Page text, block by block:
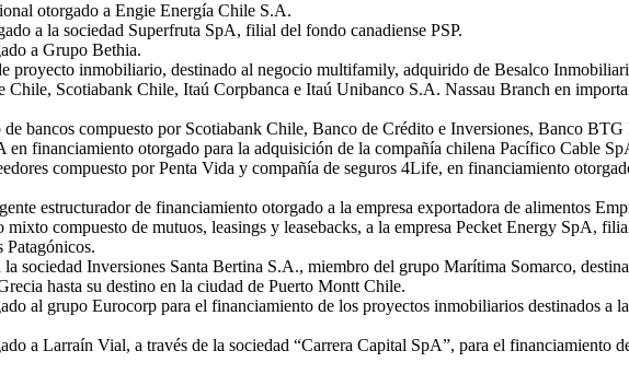
otorgado a Engie Energía Chile S.A.
a la sociedad Superfruta SpA, filial del fondo canadiense PSP.
a Grupo Bethia.
proyecto inmobiliario, destinado al negocio multifamily, adquirido de Besalco
Chile, Scotiabank Chile, Itaú Corpbanca e Itaú Unibanco S.A. Nassau Branch en
bancos compuesto por Scotiabank Chile, Banco de Crédito e Inversiones, Banco
financiamiento otorgado para la adquisición de la compañía chilena Pacífico Cable
compuesto por Penta Vida y compañía de seguros 4Life, en financiamiento
estructurador de financiamiento otorgado a la empresa exportadora de alimentos
compuesto de mutuos, leasings y leasebacks, a la empresa Pecket Energy SpA,
sociedad Inversiones Santa Bertina S.A., miembro del grupo Marítima Somarco,
hasta su destino en la ciudad de Puerto Montt Chile.
al grupo Eurocorp para el financiamiento de los proyectos inmobiliarios destinados a
a Larraín Vial, a través de la sociedad “Carrera Capital SpA”, para el financiamiento